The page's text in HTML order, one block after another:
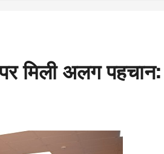
मिली अलग पहचान: